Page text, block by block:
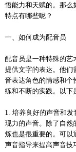
悟能力和天赋的。那么
特点有哪些呢？
一、如何成为配音员
配音员是一种特殊的艺
提供文字的表达。他们
音表达角色的情感和个
练和不断的实践。以下
1. 培养良好的声音和
现力的声音。除了自然
炼也是很重要的。可以
声音指导来提高声音技